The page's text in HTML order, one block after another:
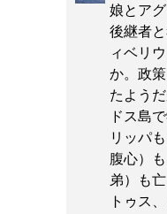
娘とア
後継者
ィベリ
か。政
たよう
ドス島
リッパ
腹心）
弟）も
トゥス